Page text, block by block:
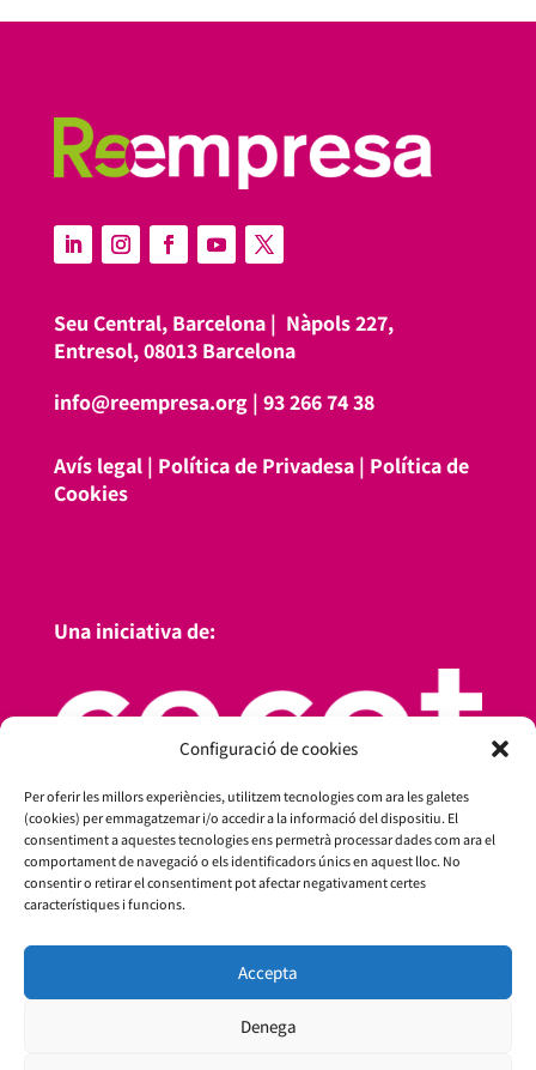
Configuració de cookies
Per oferir les millors experiències, utilitzem tecnologies com ara les galetes
(cookies) per emmagatzemar i/o accedir a la informació del dispositiu. El
consentiment a aquestes tecnologies ens permetrà processar dades com ara el
comportament de navegació o els identificadors únics en aquest lloc. No
consentir o retirar el consentiment pot afectar negativament certes
característiques i funcions.
Accepta
Denega
Seu Central, Barcelona | Nàpols 227,
Entresol, 08013 Barcelona
info@reempresa.org| 93 266 74 38
Avís legal| Política de Privadesa| Política de
Cookies
Una iniciativa de: